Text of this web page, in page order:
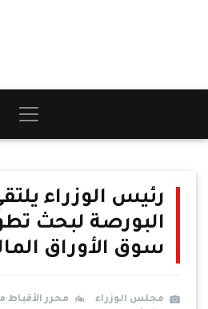
رئيس الوزراء
البورصة لبحث
سوق الأوراق
مجلس الوزراء
محرر الأقباط